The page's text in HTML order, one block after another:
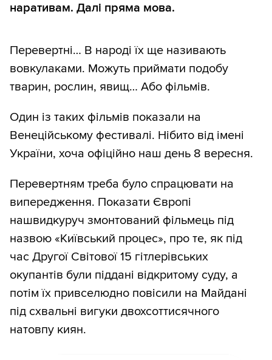
наративам. Далі пряма мова.
Перевертні… В народі їх ще називають
вовкулаками. Можуть приймати подобу
тварин, рослин, явищ… Або фільмів.
Один із таких фільмів показали на
Венеційському фестивалі. Нібито від імені
України, хоча офіційно наш день 8 вересня.
Перевертням треба було спрацювати на
випередження. Показати Європі
нашвидкуруч змонтований фільмець під
назвою «Київський процес», про те, як під
час Другої Світової 15 гітлерівських
окупантів були піддані відкритому суду, а
потім їх привселюдно повісили на Майдані
під схвальні вигуки двохсоттисячного
натовпу киян.